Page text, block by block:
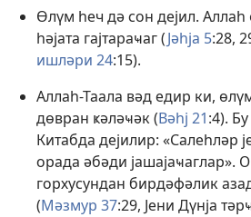
Өлүм һеч дә сон дејил. Аллаһ
һәјата гајтараҹаг (Јәһја 5:28,
ишләри 24:15).
Аллаһ-Таала вәд едир ки,
дөвран ҝәләҹәк (Вәһј 21:4).
Китабда дејилир: «Салеһләр
орада әбәди јашајаҹаглар».
горхусундан бирдәфәлик
(Мәзмур 37:29, Јени Дүнја